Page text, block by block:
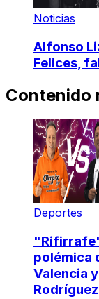
Noticias
Alfonso
Felices,
Contenido
Deportes
polémica
Valencia
Rodríguez